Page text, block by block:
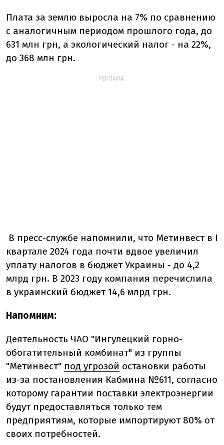
Плата за землю выросла на 7% по сравнению
с аналогичным периодом прошлого года, до
631 млн грн, а экологический налог - на 22%,
до 368 млн грн.
РЕКЛАМА:
В пресс-службе напомнили, что Метинвест в I
квартале 2024 года почти вдвое увеличил
уплату налогов в бюджет Украины - до 4,2
млрд грн. В 2023 году компания перечислила
в украинский бюджет 14,6 млрд грн.
Напомним:
Деятельность ЧАО "Ингулецкий горно-
обогатительный комбинат" из группы
"Метинвест" под угрозой остановки работы
из-за постановления Кабмина №611, согласно
которому гарантии поставки электроэнергии
будут предоставляться только тем
предприятиям, которые импортируют 80% от
своих потребностей.